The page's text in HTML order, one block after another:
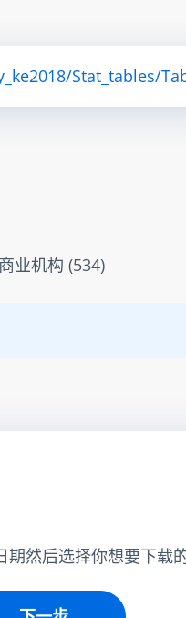
Stat_tables/
业机构 (534)
期然后选择你想要下载